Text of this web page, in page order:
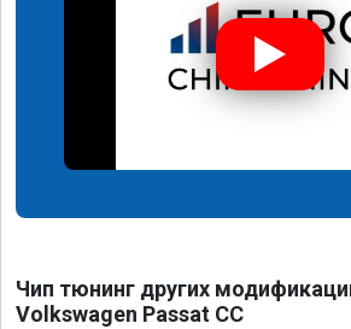
Чип тюнинг других
Volkswagen Passat CC